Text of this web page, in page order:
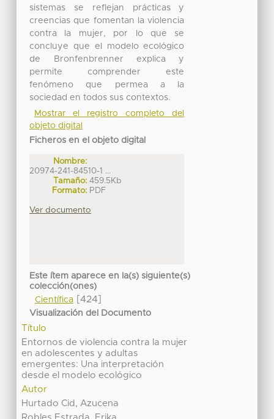
sistemas se reflejan prácticas y
creencias que fomentan la violencia
contra la mujer, por lo que se
concluye que el modelo ecológico
de Bronfenbrenner explica y
permite comprender este
fenómeno que permea a la
sociedad en todos sus contextos.
Mostrar el registro completo del
objeto digital
Ficheros en el objeto digital
Nombre:
20974-241-84510-1 ...
Tamaño: 459.5Kb
Formato: PDF
Ver documento
Este ítem aparece en la(s) siguiente(s)
colección(ones)
Científica[424]
Visualización del Documento
Título
Entornos de violencia contra la mujer
en adolescentes y adultas
emergentes: Una interpretación
desde el modelo ecológico
Autor
Hurtado Cid, Azucena